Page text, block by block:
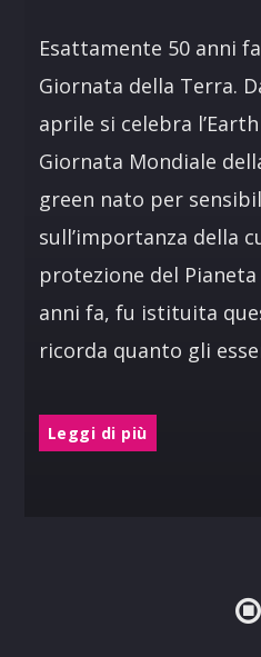
Esattamente 50 anni
Giornata della Terra.
aprile si celebra
Giornata Mondiale
green nato per
sull’importanza della
protezione del
anni fa, fu istituita
ricorda quanto gli
Leggi di più